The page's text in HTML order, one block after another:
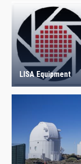
LISA Equipment